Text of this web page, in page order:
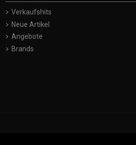
Verkaufshits
Neue Artikel
Angebote
Brands